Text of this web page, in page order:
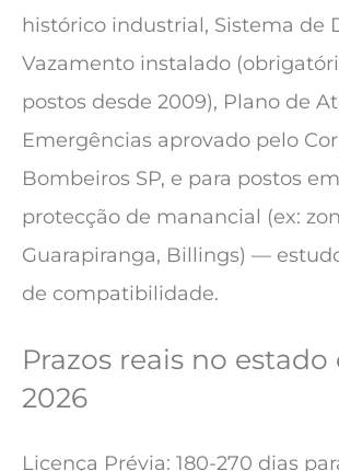
histórico industrial, Sistema de
Vazamento instalado
postos desde 2009), Plano de
Emergências aprovado pelo
Bombeiros SP, e para postos
protecção de manancial (ex:
Guarapiranga, Billings) —
de compatibilidade.
Prazos reais no estado
2026
Licença Prévia: 180-270 dias